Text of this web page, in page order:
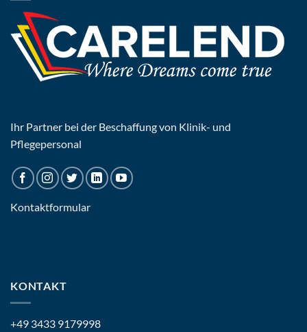
Ihr Partner bei der Beschaffung von Klinik- und
Pflegepersonal
Kontaktformular
KONTAKT
+49 3433 9179998